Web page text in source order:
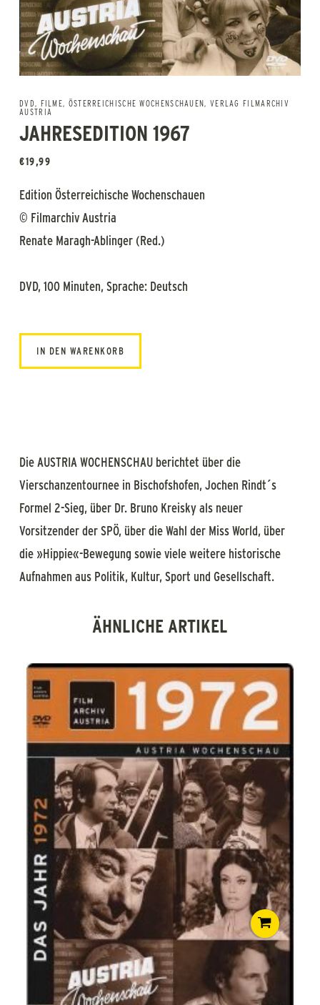
DVD, FILME, ÖSTERREICHISCHE WOCHENSCHAUEN, VERLAG FILMARCHIV
AUSTRIA
JAHRESEDITION 1967
€19,99
Edition Österreichische Wochenschauen
© Filmarchiv Austria
Renate Maragh-Ablinger (Red.)
DVD, 100 Minuten, Sprache: Deutsch
IN DEN WARENKORB
Die AUSTRIA WOCHENSCHAU berichtet über die
Vierschanzentournee in Bischofshofen, Jochen Rindt´s
Formel 2-Sieg, über Dr. Bruno Kreisky als neuer
Vorsitzender der SPÖ, über die Wahl der Miss World, über
die »Hippie«-Bewegung sowie viele weitere historische
Aufnahmen aus Politik, Kultur, Sport und Gesellschaft.
ÄHNLICHE ARTIKEL